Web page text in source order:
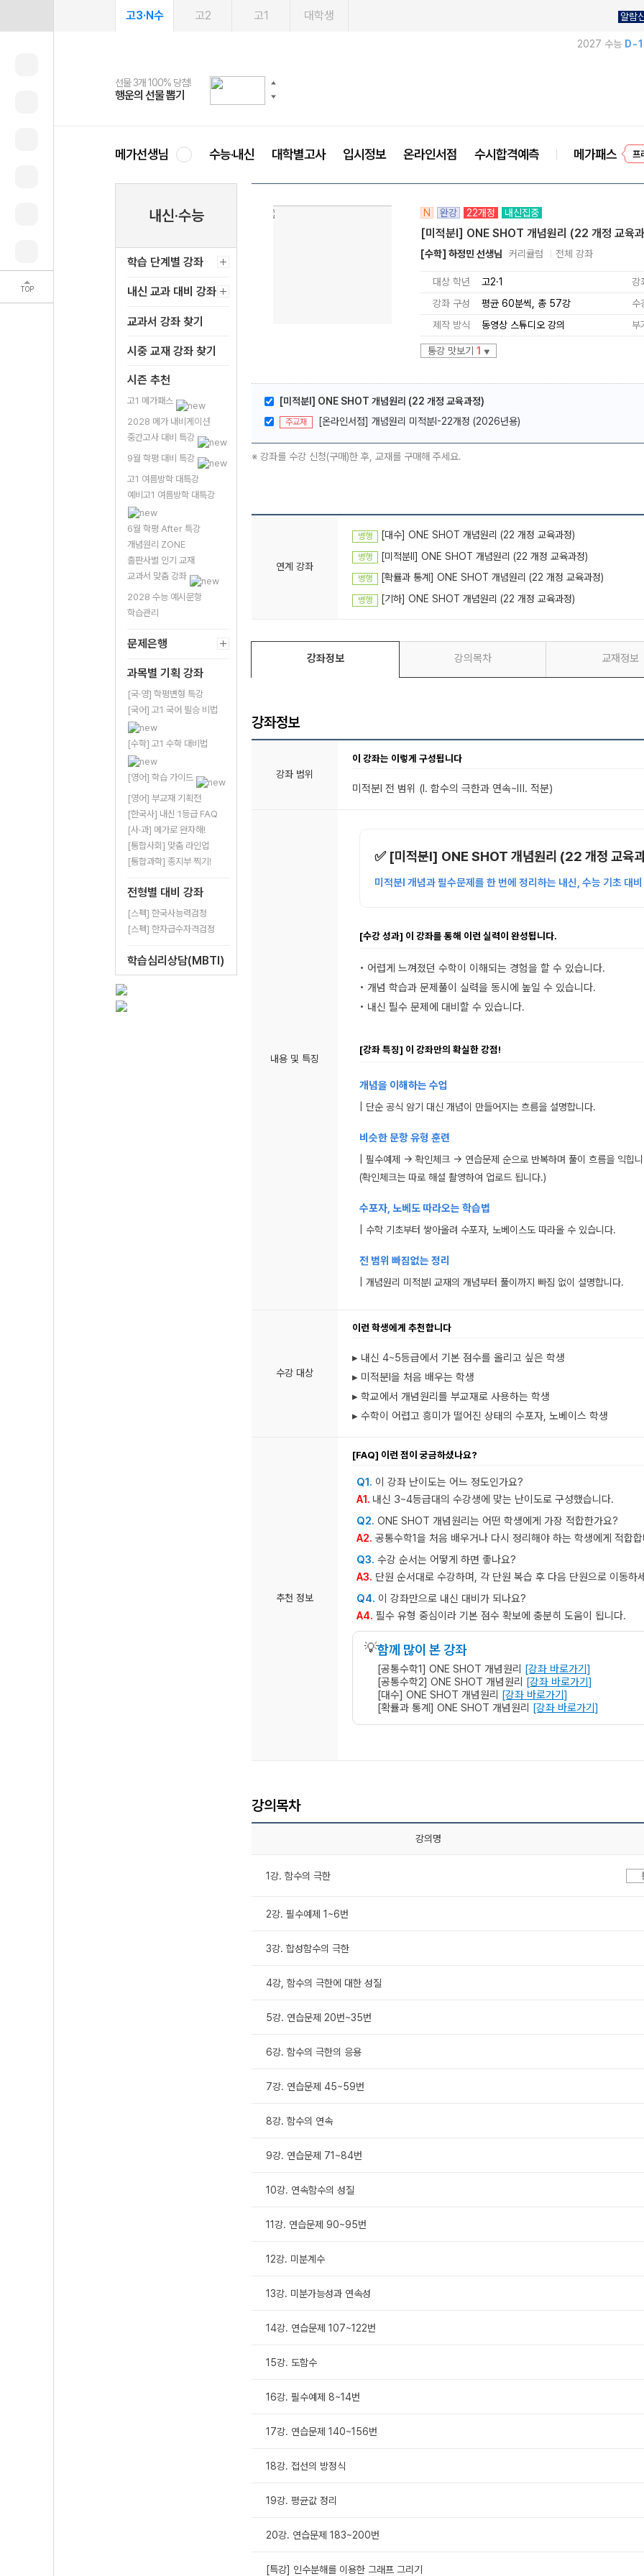
TOP
고3·N수 고2 고1 대학생 알람
2027 수능 D-
메가스터디
선물 3개 100% 당첨!
행운의 선물 뽑기
선물 100% 증정!
메가스터디 X 올리브
여름방학 스터디 캐시백
메가런 썸머스쿨
2027 러셀 단과
강사 공개선발
스마트러닝앱
설문 EVENT
메가패스
3일 무료 체험권
메가패스 수강생 무료혜택!
메가클럽 멤버십
사회공헌 캠페인
희망이룸 메가나눔
메가선생님 수능·내신 대학별고사 입시정보 온라인서점 수시합격예측 메가패스
내신·수능
학습 단계별 강좌
내신 교과 대비 강좌
교과서 강좌 찾기
시중 교재 강좌 찾기
시즌 추천
고1 메가패스
2028 메가 내비게이션
중간고사 대비 특강
9월 학평 대비 특강
고1 여름방학 대특강
예비고1 여름방학 대특강
6월 학평 After 특강
개념원리 ZONE
출판사별 인기 교재
교과서 맞춤 강좌
2028 수능 예시문항
학습관리
문제은행
과목별 기획 강좌
[국·영] 학평변형 특강
[국어] 고1 국어 필승 비법
[수학] 고1 수학 대비법
[영어] 학습 가이드
[영어] 부교재 기획전
[한국사] 내신 1등급 FAQ
[사·과] 메가로 완자해!
[통합사회] 맞춤 라인업
[통합과학] 종지부 찍기!
전형별 대비 강좌
[스펙] 한국사능력검정
[스펙] 한자급수자격검정
학습심리상담(MBTI)
N 완강 22개정 내신집중
[미적분l] ONE SHOT 개념원리 (22 개정 교육
[수학] 하정민 선생님 커리큘럼 전체 강좌
대상 학년 고2·1
강
강좌 구성
평균 60분씩, 총 57강
수
제작 방식
동영상 스튜디오 강의 부
통강 맛보기 1 ▼
[미적분l] ONE SHOT 개념원리 (22 개정 교육과정)
주교재 [온라인서점] 개념원리 미적분I-22개정 (2026년용)
※ 강좌를 수강 신청(구매)한 후, 교재를 구매해 주세요.
연계 강좌
병행 [대수] ONE SHOT 개념원리 (22 개정 교육과정)
병행 [미적분ll] ONE SHOT 개념원리 (22 개정 교육과정)
병행 [확률과 통계] ONE SHOT 개념원리 (22 개정 교육과정)
병행 [기하] ONE SHOT 개념원리 (22 개정 교육과정)
강좌정보 강의목차 교재정보
강좌정보
강좌 범위
이 강좌는 이렇게 구성됩니다
미적분l 전 범위 (Ⅰ. 함수의 극한과 연속~Ⅲ. 적분)
내용 및 특징
✅ [미적분l] ONE SHOT 개념원리 (22 개정 교육
미적분l 개념과 필수문제를 한 번에 정리하는 내신, 수능 기초 대
[수강 성과] 이 강좌를 통해 이런 실력이 완성됩니다.
• 어렵게 느껴졌던 수학이 이해되는 경험을 할 수 있습니다.
• 개념 학습과 문제풀이 실력을 동시에 높일 수 있습니다.
• 내신 필수 문제에 대비할 수 있습니다.
[강좌 특징] 이 강좌만의 확실한 강점!
개념을 이해하는 수업
| 단순 공식 암기 대신 개념이 만들어지는 흐름을 설명합니다.
비슷한 문항 유형 훈련
| 필수예제 → 확인체크 → 연습문제 순으로 반복하며 풀이 흐름을 익힙
(확인체크는 따로 해설 촬영하여 업로드 됩니다.)
수포자, 노베도 따라오는 학습법
| 수학 기초부터 쌓아올려 수포자, 노베이스도 따라올 수 있습니다.
전 범위 빠짐없는 정리
| 개념원리 미적분l 교재의 개념부터 풀이까지 빠짐 없이 설명합니다.
수강 대상
이런 학생에게 추천합니다
▸ 내신 4~5등급에서 기본 점수를 올리고 싶은 학생
▸ 미적분l을 처음 배우는 학생
▸ 학교에서 개념원리를 부교재로 사용하는 학생
▸ 수학이 어렵고 흥미가 떨어진 상태의 수포자, 노베이스 학생
추천 정보
[FAQ] 이런 점이 궁금하셨나요?
Q1. 이 강좌 난이도는 어느 정도인가요?
A1. 내신 3~4등급대의 수강생에 맞는 난이도로 구성했습니다.
Q2. ONE SHOT 개념원리는 어떤 학생에게 가장 적합한가요?
A2. 공통수학1을 처음 배우거나 다시 정리해야 하는 학생에게 적합
Q3. 수강 순서는 어떻게 하면 좋나요?
A3. 단원 순서대로 수강하며, 각 단원 복습 후 다음 단원으로 이동하
Q4. 이 강좌만으로 내신 대비가 되나요?
A4. 필수 유형 중심이라 기본 점수 확보에 충분히 도움이 됩니다.
💡함께 많이 본 강좌
[공통수학1] ONE SHOT 개념원리 [강좌 바로가기]
[공통수학2] ONE SHOT 개념원리 [강좌 바로가기]
[대수] ONE SHOT 개념원리 [강좌 바로가기]
[확률과 통계] ONE SHOT 개념원리 [강좌 바로가기]
강의목차
강의명
1강. 함수의 극한
2강. 필수예제 1~6번
3강. 합성함수의 극한
4강, 함수의 극한에 대한 성질
5강. 연습문제 20번~35번
6강. 함수의 극한의 응용
7강. 연습문제 45~59번
8강. 함수의 연속
9강. 연습문제 71~84번
10강. 연속함수의 성질
11강. 연습문제 90~95번
12강. 미분계수
13강. 미분가능성과 연속성
14강. 연습문제 107~122번
15강. 도함수
16강. 필수예제 8~14번
17강. 연습문제 140~156번
18강. 접선의 방정식
19강. 평균값 정리
20강. 연습문제 183~200번
[특강] 인수분해를 이용한 그래프 그리기